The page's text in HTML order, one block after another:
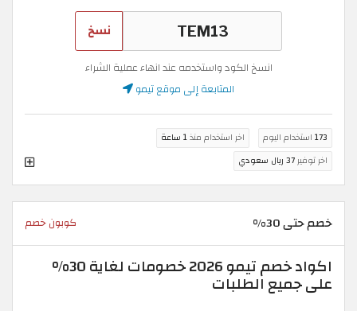
نسخ
انسخ الكود واستخدمه عند انهاء عملية الشراء
المتابعة إلى موقع تيمو
173 استخدام اليوم اخر استخدام منذ1 ساعة
اخر توفير37 ريال سعودي
خصم حتى 30% كوبون خصم
اكواد خصم تيمو 2026 خصومات لغاية 30%
على جميع الطلبات